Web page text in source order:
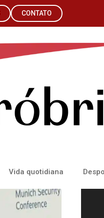
CONTATO
Vida quotidiana